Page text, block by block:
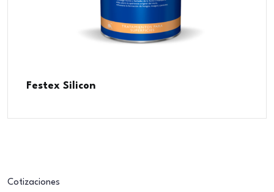
Festex Silicon
Cotizaciones